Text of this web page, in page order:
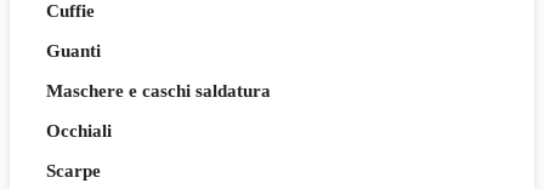
Cuffie
Guanti
Maschere e caschi saldatura
Occhiali
Scarpe